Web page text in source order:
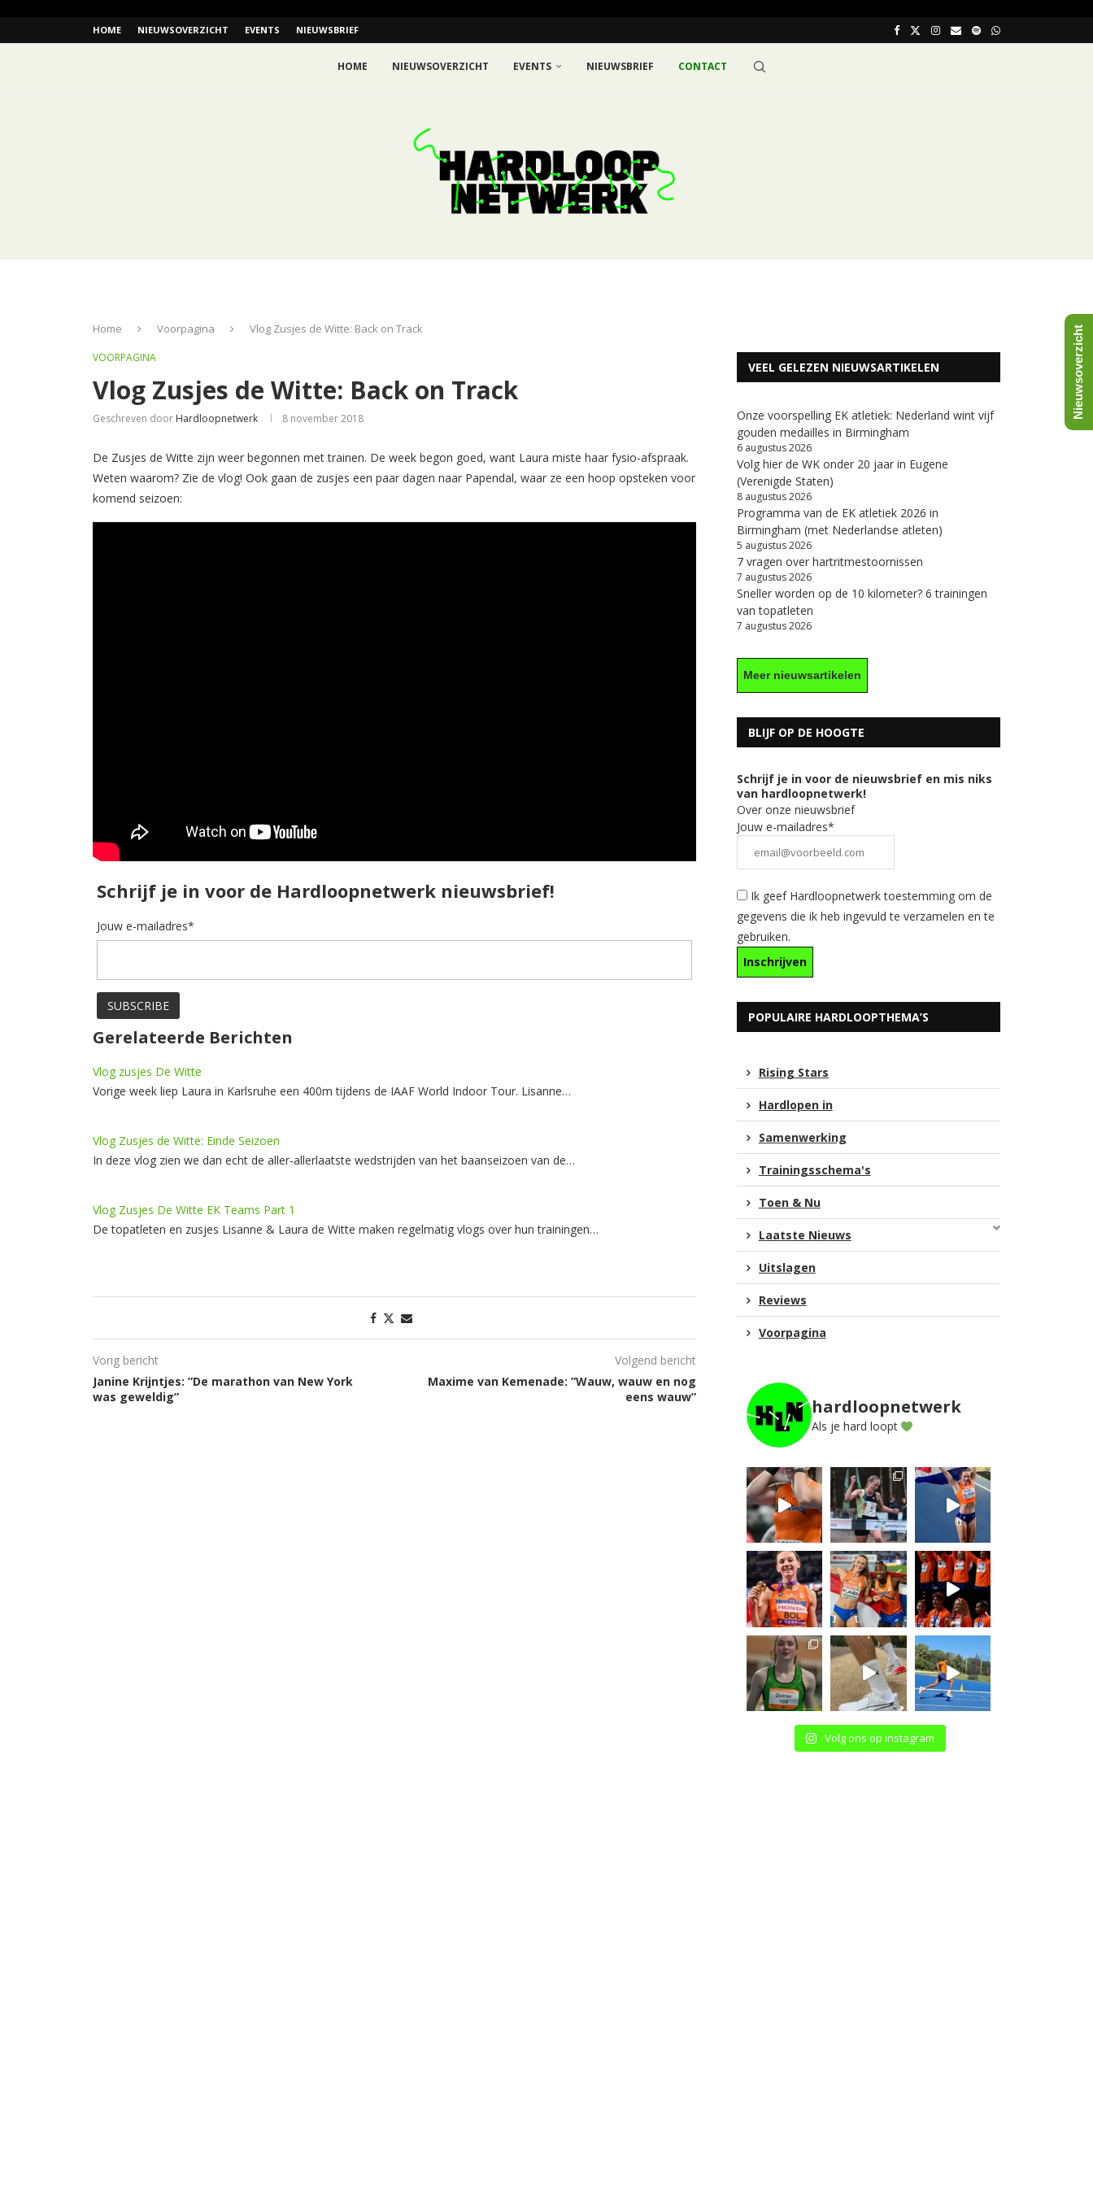
HOME NIEUWSOVERZICHT EVENTS NIEUWSBRIEF
HOME NIEUWSOVERZICHT EVENTS NIEUWSBRIEF CONTACT
Home Voorpagina Vlog Zusjes de Witte: Back on Track
VOORPAGINA
Vlog Zusjes de Witte: Back on Track
Geschreven door Hardloopnetwerk 8 november 2018
De Zusjes de Witte zijn weer begonnen met trainen. De week begon goed, want Laura miste haar fysio-afspraak.
Weten waarom? Zie de vlog! Ook gaan de zusjes een paar dagen naar Papendal, waar ze een hoop opsteken voor
komend seizoen:
Schrijf je in voor de Hardloopnetwerk nieuwsbrief!
Jouw e-mailadres*
Gerelateerde Berichten
Vlog zusjes De Witte
Vorige week liep Laura in Karlsruhe een 400m tijdens de IAAF World Indoor Tour. Lisanne…
Vlog Zusjes de Witte: Einde Seizoen
In deze vlog zien we dan echt de aller-allerlaatste wedstrijden van het baanseizoen van de…
Vlog Zusjes De Witte EK Teams Part 1
De topatleten en zusjes Lisanne & Laura de Witte maken regelmatig vlogs over hun trainingen…
Vorig bericht
Janine Krijntjes: ”De marathon van New York
was geweldig”
Volgend bericht
Maxime van Kemenade: ”Wauw, wauw en nog
eens wauw”
VEEL GELEZEN NIEUWSARTIKELEN
Onze voorspelling EK atletiek: Nederland wint vijf
gouden medailles in Birmingham
6 augustus 2026
Volg hier de WK onder 20 jaar in Eugene
(Verenigde Staten)
8 augustus 2026
Programma van de EK atletiek 2026 in
Birmingham (met Nederlandse atleten)
5 augustus 2026
7 vragen over hartritmestoornissen
7 augustus 2026
Sneller worden op de 10 kilometer? 6 trainingen
van topatleten
7 augustus 2026
Meer nieuwsartikelen
BLIJF OP DE HOOGTE
Schrijf je in voor de nieuwsbrief en mis niks
van hardloopnetwerk!
Over onze nieuwsbrief
Jouw e-mailadres*
Ik geef Hardloopnetwerk toestemming om de
gegevens die ik heb ingevuld te verzamelen en te
gebruiken.
POPULAIRE HARDLOOPTHEMA’S
Rising Stars
Hardlopen in
Samenwerking
Trainingsschema's
Toen & Nu
Laatste Nieuws
Uitslagen
Reviews
Voorpagina
hardloopnetwerk
Als je hard loopt
Volg ons op instagram
Nieuwsoverzicht